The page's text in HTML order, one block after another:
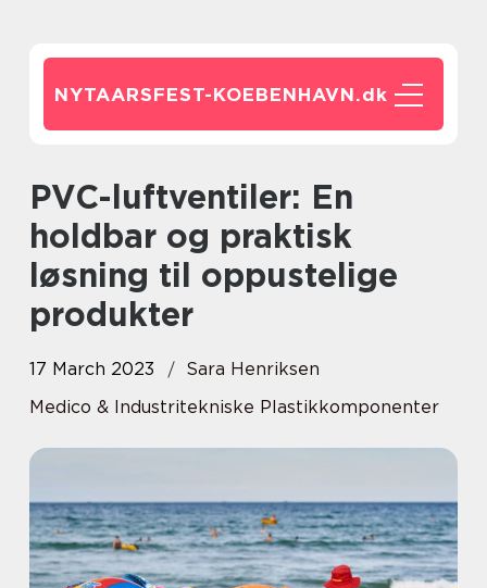
NYTAARSFEST-KOEBENHAVN.dk
PVC-luftventiler: En
holdbar og praktisk
løsning til oppustelige
produkter
17 March 2023
Sara Henriksen
Medico & Industritekniske Plastikkomponenter